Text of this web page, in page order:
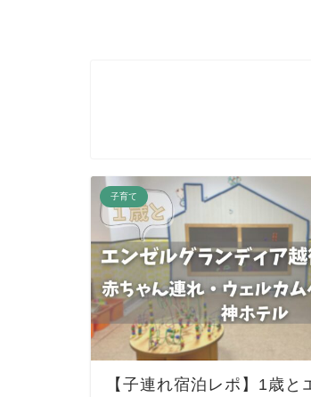
子育て
【子連れ宿泊レポ】1歳と